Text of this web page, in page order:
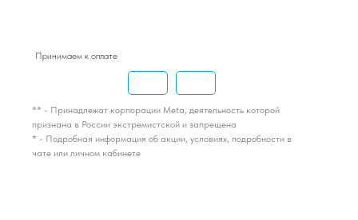
Принимаем к оплате
** - Принадлежат корпорации Meta, деятельность которой
признана в России экстремистской и запрещена
* - Подробная информация об акции, условиях, подробности в
чате или личном кабинете